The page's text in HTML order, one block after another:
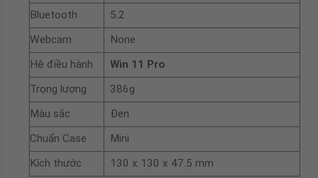
Bluetooth
5.2
Webcam
None
Hệ điều hành
Win 11 Pro
Trọng lượng
386g
Màu sắc
Đen
Chuẩn Case
Mini
Kích thước
130 x 130 x 47.5 mm